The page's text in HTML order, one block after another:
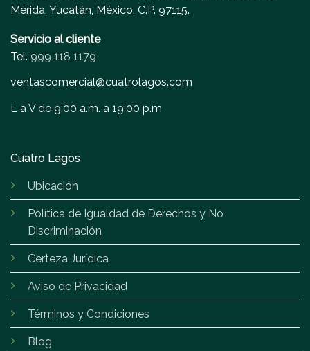
Mérida, Yucatán, México. C.P. 97115.
Servicio al cliente
Tel. 999 118 1179
ventascomercial@cuatrolagos.com
L a V de 9:00 a.m. a 19:00 p.m
Cuatro Lagos
Ubicación
Política de Igualdad de Derechos y No
Discriminación
Certeza Jurídica
Aviso de Privacidad
Términos y Condiciones
Blog